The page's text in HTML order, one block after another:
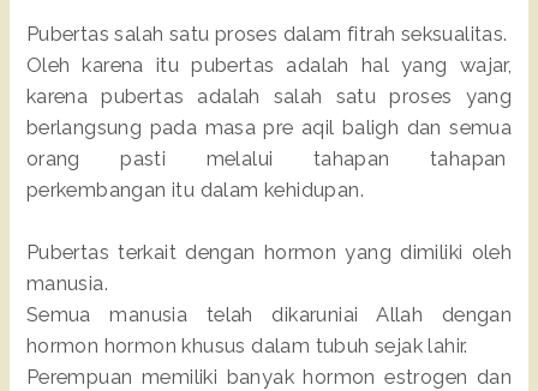
Pubertas salah satu proses dalam fitrah seksualitas.
Oleh karena itu pubertas adalah hal yang wajar,
karena pubertas adalah salah satu proses yang
berlangsung pada masa pre aqil baligh dan semua
orang pasti melalui tahapan tahapan
perkembangan itu dalam kehidupan.
Pubertas terkait dengan hormon yang dimiliki oleh
manusia.
Semua manusia telah dikaruniai Allah dengan
hormon hormon khusus dalam tubuh sejak lahir.
Perempuan memiliki banyak hormon estrogen dan